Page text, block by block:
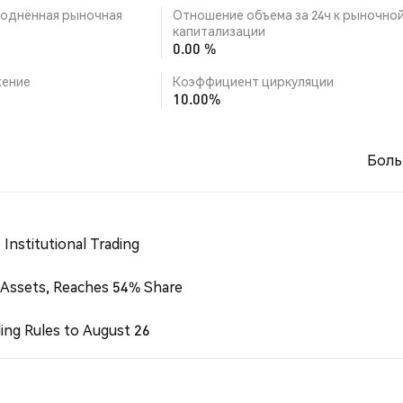
рыночная
Отношение объема за 24ч к
капитализации
0.00 %
Коэффициент циркуляции
10.00%
Institutional Trading
Reaches 54% Share
Rules to August 26